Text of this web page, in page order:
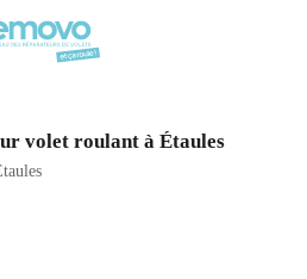
volet roulant à Étaules